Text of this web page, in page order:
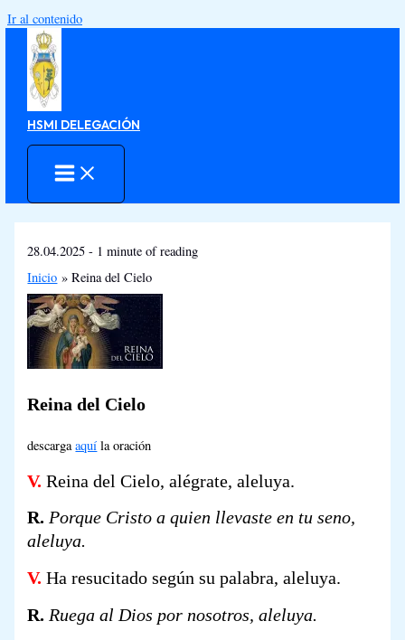
Ir al contenido
HSMI DELEGACIÓN
28.04.2025- 1 minute of reading
Inicio
Reina del Cielo
Reina del Cielo
descargaaquí la oración
V. Reina del Cielo, alégrate, aleluya.
R. Porque Cristo a quien llevaste en tu seno,
aleluya.
V. Ha resucitado según su palabra, aleluya.
R. Ruega al Dios por nosotros, aleluya.